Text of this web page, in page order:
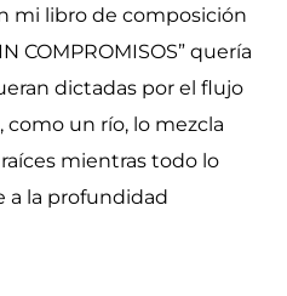
mi libro de composición
COMPROMISOS” quería
dictadas por el flujo
como un río, lo mezcla
mientras todo lo
a la profundidad